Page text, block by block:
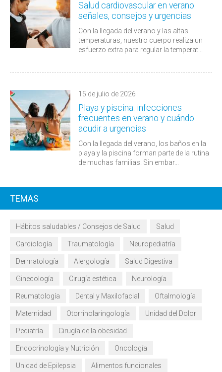
Salud cardiovascular en verano:
señales, consejos y urgencias
Con la llegada del verano y las altas
temperaturas, nuestro cuerpo realiza un
esfuerzo extra para regular la temperat...
15 de julio de 2026
Playa y piscina: infecciones
frecuentes en verano y cuándo
acudir a urgencias
Con la llegada del verano, los baños en la
playa y la piscina forman parte de la rutina
de muchas familias. Sin embar...
TEMAS
Hábitos saludables / Consejos de Salud Salud
Cardiología Traumatología Neuropediatría
Dermatología Alergología Salud Digestiva
Ginecología Cirugía estética Neurología
Reumatología Dental y Maxilofacial Oftalmología
Maternidad Otorrinolaringología Unidad del Dolor
Pediatría Cirugía de la obesidad
Endocrinología y Nutrición Oncología
Unidad de Epilepsia Alimentos funcionales